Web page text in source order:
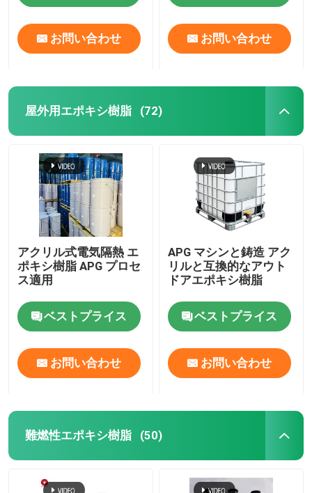
お問い合わせ お問い合わせ
屋外用エポキシ樹脂 (72)
アクリル式電気隔熱 エ
ポキシ樹脂 APG プロセ
ス適用
ベストプライス
お問い合わせ
APG マシンと鋳造 アク
リルと互換的なアウト
ドアエポキシ樹脂
ベストプライス
お問い合わせ
難燃性エポキシ樹脂 (50)